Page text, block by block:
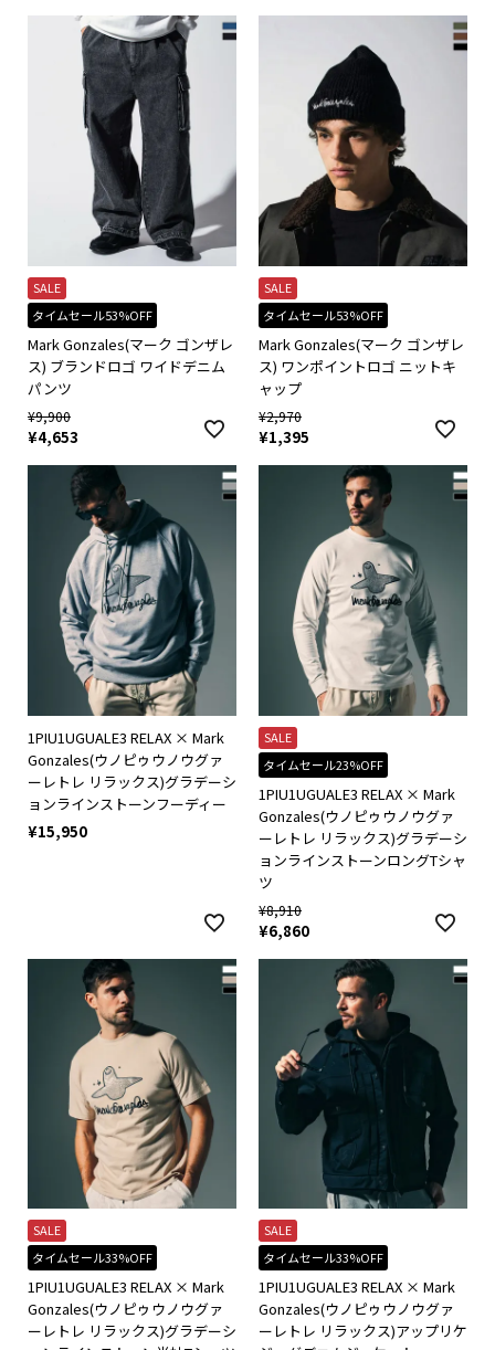
SALE
タイムセール53%OFF
Mark Gonzales(マーク ゴンザレ
ス) ブランドロゴ ワイドデニム
パンツ
¥9,900
¥4,653
SALE
タイムセール53%OFF
Mark Gonzales(マーク ゴンザレ
ス) ワンポイントロゴ ニットキ
ャップ
¥2,970
¥1,395
1PIU1UGUALE3 RELAX × Mark
Gonzales(ウノピゥウノウグァ
ーレトレ リラックス)グラデーシ
ョンラインストーンフーディー
¥15,950
SALE
タイムセール23%OFF
1PIU1UGUALE3 RELAX × Mark
Gonzales(ウノピゥウノウグァ
ーレトレ リラックス)グラデーシ
ョンラインストーンロングTシャ
ツ
¥8,910
¥6,860
SALE
タイムセール33%OFF
1PIU1UGUALE3 RELAX × Mark
Gonzales(ウノピゥウノウグァ
ーレトレ リラックス)グラデーシ
SALE
タイムセール33%OFF
1PIU1UGUALE3 RELAX × Mark
Gonzales(ウノピゥウノウグァ
ーレトレ リラックス)アップリケ